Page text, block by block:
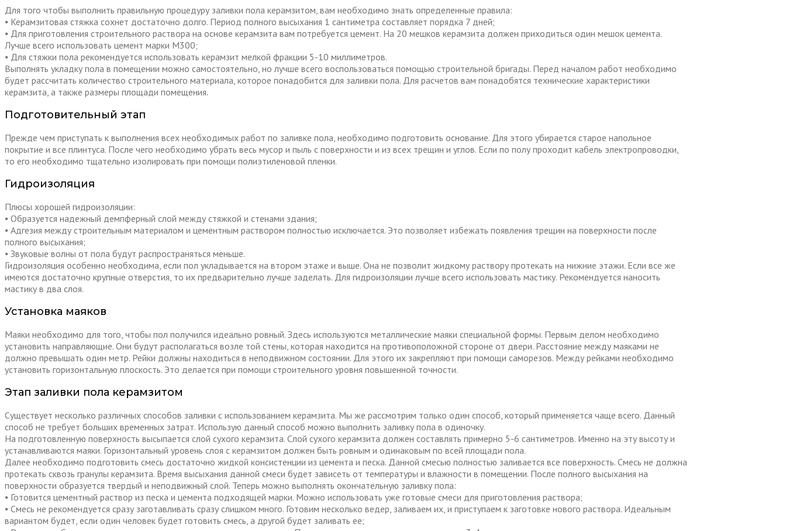
Для того чтобы выполнить правильную процедуру заливки пола керамзитом, вам необходимо знать определенные правила:
⦁ Керамзитовая стяжка сохнет достаточно долго. Период полного высыхания 1 сантиметра составляет порядка 7 дней;
⦁ Для приготовления строительного раствора на основе керамзита вам потребуется цемент. На 20 мешков керамзита должен приходиться один мешок цемента.
Лучше всего использовать цемент марки М300;
⦁ Для стяжки пола рекомендуется использовать керамзит мелкой фракции 5-10 миллиметров.
Выполнять укладку пола в помещении можно самостоятельно, но лучше всего воспользоваться помощью строительной бригады. Перед началом работ необходимо
будет рассчитать количество строительного материала, которое понадобится для заливки пола. Для расчетов вам понадобятся технические характеристики
керамзита, а также размеры площади помещения.
Подготовительный этап
Прежде чем приступать к выполнения всех необходимых работ по заливке пола, необходимо подготовить основание. Для этого убирается старое напольное
покрытие и все плинтуса. После чего необходимо убрать весь мусор и пыль с поверхности и из всех трещин и углов. Если по полу проходит кабель электропроводки,
то его необходимо тщательно изолировать при помощи полиэтиленовой пленки.
Гидроизоляция
Плюсы хорошей гидроизоляции:
⦁ Образуется надежный демпферный слой между стяжкой и стенами здания;
⦁ Адгезия между строительным материалом и цементным раствором полностью исключается. Это позволяет избежать появления трещин на поверхности после
полного высыхания;
⦁ Звуковые волны от пола будут распространяться меньше.
Гидроизоляция особенно необходима, если пол укладывается на втором этаже и выше. Она не позволит жидкому раствору протекать на нижние этажи. Если все же
имеются достаточно крупные отверстия, то их предварительно лучше заделать. Для гидроизоляции лучше всего использовать мастику. Рекомендуется наносить
мастику в два слоя.
Установка маяков
Маяки необходимо для того, чтобы пол получился идеально ровный. Здесь используются металлические маяки специальной формы. Первым делом необходимо
установить направляющие. Они будут располагаться возле той стены, которая находится на противоположной стороне от двери. Расстояние между маяками не
должно превышать один метр. Рейки должны находиться в неподвижном состоянии. Для этого их закрепляют при помощи саморезов. Между рейками необходимо
установить горизонтальную плоскость. Это делается при помощи строительного уровня повышенной точности.
Этап заливки пола керамзитом
Существует несколько различных способов заливки с использованием керамзита. Мы же рассмотрим только один способ, который применяется чаще всего. Данный
способ не требует больших временных затрат. Использую данный способ можно выполнить заливку пола в одиночку.
На подготовленную поверхность высыпается слой сухого керамзита. Слой сухого керамзита должен составлять примерно 5-6 сантиметров. Именно на эту высоту и
устанавливаются маяки. Горизонтальный уровень слоя с керамзитом должен быть ровным и одинаковым по всей площади пола.
Далее необходимо подготовить смесь достаточно жидкой консистенции из цемента и песка. Данной смесью полностью заливается все поверхность. Смесь не должна
протекать сквозь гранулы керамзита. Время высыхания данной смеси будет зависеть от температуры и влажности в помещении. После полного высыхания на
поверхности образуется твердый и неподвижный слой. Теперь можно выполнять окончательную заливку пола:
⦁ Готовится цементный раствор из песка и цемента подходящей марки. Можно использовать уже готовые смеси для приготовления раствора;
⦁ Смесь не рекомендуется сразу заготавливать сразу слишком много. Готовим несколько ведер, заливаем их, и приступаем к заготовке нового раствора. Идеальным
вариантом будет, если один человек будет готовить смесь, а другой будет заливать ее;